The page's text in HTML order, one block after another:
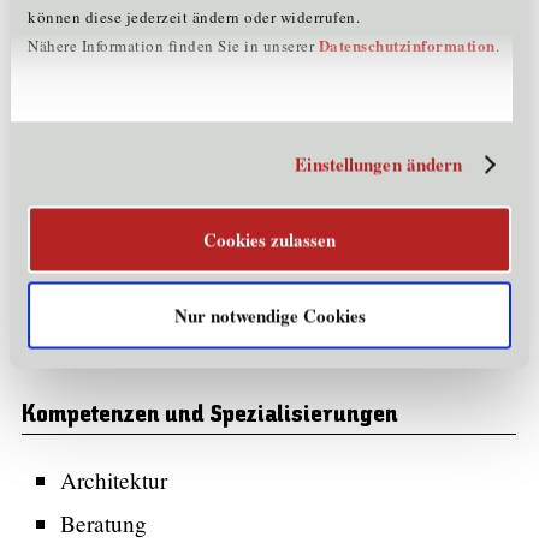
können diese jederzeit ändern oder widerrufen.
Nähere Information finden Sie in unsererDatenschutzinformation.
Einstellungen ändern
Cookies zulassen
Nur notwendige Cookies
Kontaktinformationen
Österreich
E-Mail:
kerschbaumer@ztk.at
http://www.ztk.at
Kontaktperson: DI Gerhard Kerschbaumer
Geschäftsführer
E-Mail:
Kompetenzen und Spezialisierungen
Architektur
Beratung